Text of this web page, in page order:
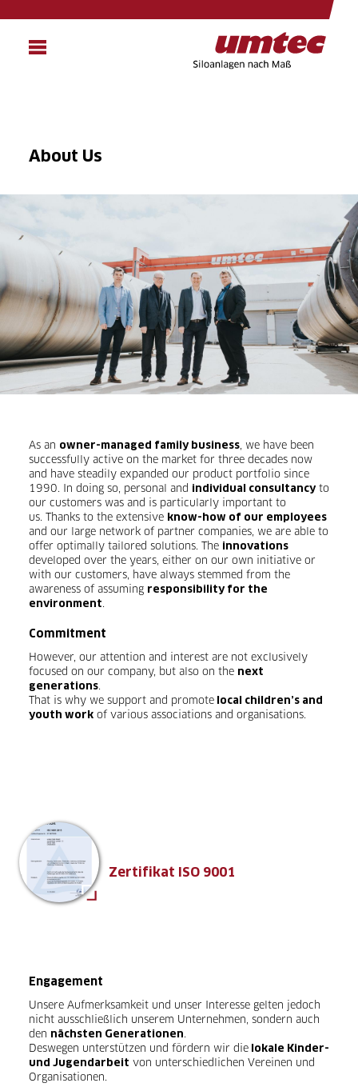
main
About Us
As an owner-managed family business , we have been
successfully active on the market for three decades now
and have steadily expanded our product portfolio since
1990. In doing so, personal and individual consultancyto
our customers was and is particularly important to
us. Thanks to the extensive know-how of our employees
and our large network of partner companies, we are able to
offer optimally tailored solutions. The innovations
developed over the years, either on our own initiative or
with our customers, have always stemmed from the
awareness of assuming responsibility for the
environment.
Commitment
However, our attention and interest are not exclusively
focused on our company, but also on the next
generations.
That is why we support and promote local children’s and
youth work of various associations and organisations.
Zertifikat ISO 9001
Engagement
Unsere Aufmerksamkeit und unser Interesse gelten jedoch
nicht ausschließlich unserem Unternehmen, sondern auch
den nächsten Generationen.
Deswegen unterstützen und fördern wir die lokale Kinder-
und Jugendarbeit von unterschiedlichen Vereinen und
Organisationen.